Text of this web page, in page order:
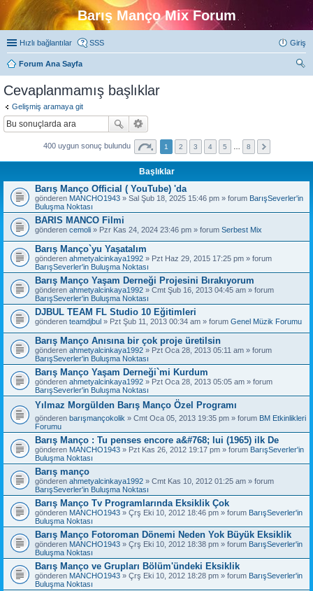
Barış Manço Mix Forum
Hızlı bağlantılar SSS Giriş
Forum Ana Sayfa
Cevaplanmamış başlıklar
Gelişmiş aramaya git
400 uygun sonuç bulundu 1 2 3 4 5 8
Başlıklar
Barış Manço Official ( YouTube) 'da
gönderen MANCHO1943 » Sal Şub 18, 2025 15:46 pm » forum BarışSeverler'in
Buluşma Noktası
BARIS MANCO Filmi
gönderen cemoli » Pzr Kas 24, 2024 23:46 pm » forum Serbest Mix
Barış Manço`yu Yaşatalım
gönderen ahmetyalcinkaya1992 » Pzt Haz 29, 2015 17:25 pm » forum
BarışSeverler'in Buluşma Noktası
Barış Manço Yaşam Derneği Projesini Bırakıyorum
gönderen ahmetyalcinkaya1992 » Cmt Şub 16, 2013 04:45 am » forum
BarışSeverler'in Buluşma Noktası
DJBUL TEAM FL Studio 10 Eğitimleri
gönderen teamdjbul » Pzt Şub 11, 2013 00:34 am » forum Genel Müzik Forumu
Barış Manço Anısına bir çok proje üretilsin
gönderen ahmetyalcinkaya1992 » Pzt Oca 28, 2013 05:11 am » forum
BarışSeverler'in Buluşma Noktası
Barış Manço Yaşam Derneği`mi Kurdum
gönderen ahmetyalcinkaya1992 » Pzt Oca 28, 2013 05:05 am » forum
BarışSeverler'in Buluşma Noktası
Yılmaz Morgülden Barış Manço Özel Programı
gönderen barışmançokolik » Cmt Oca 05, 2013 19:35 pm » forum BM Etkinlikleri
Forumu
Barış Manço : Tu penses encore a&#768; lui (1965) ilk De
gönderen MANCHO1943 » Pzt Kas 26, 2012 19:17 pm » forum BarışSeverler'in
Buluşma Noktası
Barış manço
gönderen ahmetyalcinkaya1992 » Cmt Kas 10, 2012 01:25 am » forum
BarışSeverler'in Buluşma Noktası
Barış Manço Tv Programlarında Eksiklik Çok
gönderen MANCHO1943 » Çrş Eki 10, 2012 18:46 pm » forum BarışSeverler'in
Buluşma Noktası
Barış Manço Fotoroman Dönemi Neden Yok Büyük Eksiklik
gönderen MANCHO1943 » Çrş Eki 10, 2012 18:38 pm » forum BarışSeverler'in
Buluşma Noktası
Barış Manço ve Grupları Bölüm'ündeki Eksiklik
gönderen MANCHO1943 » Çrş Eki 10, 2012 18:28 pm » forum BarışSeverler'in
Buluşma Noktası